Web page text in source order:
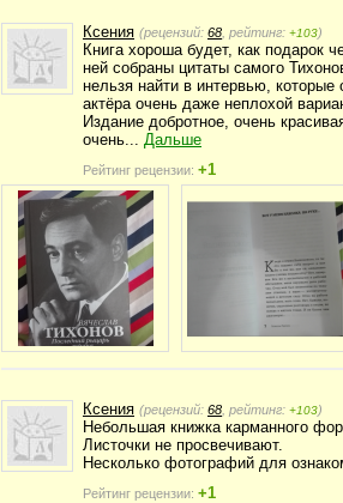
Ксения (рецензий: 68 , рейтинг: +103)
Книга хороша будет, как подарок
ней собраны цитаты самого
нельзя найти в интервью,
актёра очень даже неплохой
Издание добротное, очень
очень... Дальше
Рейтинг рецензии: +1
Ксения (рецензий: 68 , рейтинг: +103)
Небольшая книжка карманного
Листочки не просвечивают.
Несколько фотографий для
Рейтинг рецензии: +1